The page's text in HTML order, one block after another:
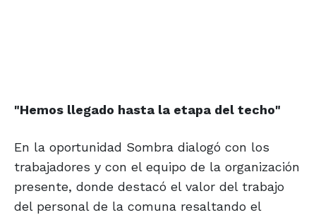
"Hemos llegado hasta la etapa del techo"
En la oportunidad Sombra dialogó con los
trabajadores y con el equipo de la organización
presente, donde destacó el valor del trabajo
del personal de la comuna resaltando el